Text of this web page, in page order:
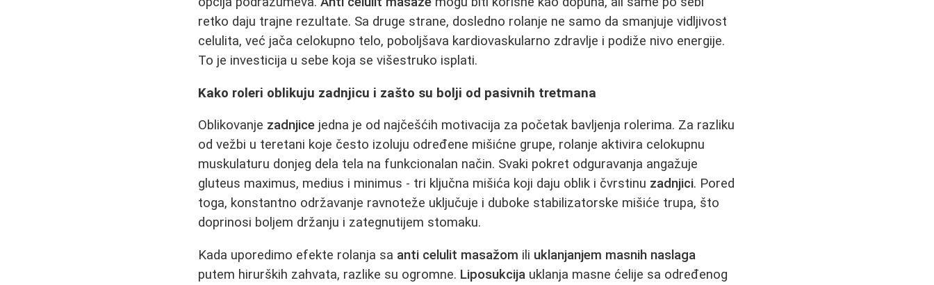
retko daju trajne rezultate. Sa druge strane, dosledno rolanje ne samo da smanjuje vidljivost
celulita, već jača celokupno telo, poboljšava kardiovaskularno zdravlje i podiže nivo energije.
To je investicija u sebe koja se višestruko isplati.
Kako roleri oblikuju zadnjicu i zašto su bolji od pasivnih tretmana
Oblikovanje zadnjice jedna je od najčešćih motivacija za početak bavljenja rolerima. Za razliku
od vežbi u teretani koje često izoluju određene mišićne grupe, rolanje aktivira celokupnu
muskulaturu donjeg dela tela na funkcionalan način. Svaki pokret odguravanja angažuje
gluteus maximus, medius i minimus - tri ključna mišića koji daju oblik i čvrstinu zadnjici. Pored
toga, konstantno održavanje ravnoteže uključuje i duboke stabilizatorske mišiće trupa, što
doprinosi boljem držanju i zategnutijem stomaku.
Kada uporedimo efekte rolanja sa anti celulit masažom ili uklanjanjem masnih naslaga
putem hirurških zahvata, razlike su ogromne. Liposukcija uklanja masne ćelije sa određenog